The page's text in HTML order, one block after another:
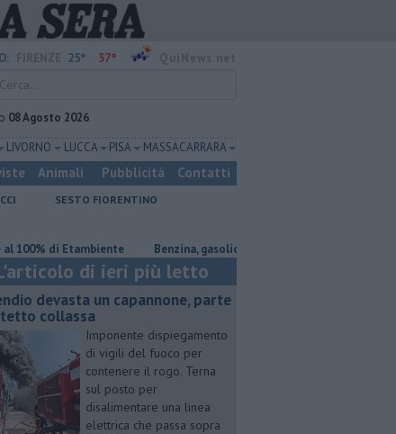
25° 37°
08 Agosto 2026
LIVORNO LUCCA PISA MASSA CARRARA
Animali Pubblicità Contatti
SESTO FIORENTINO
di Etambiente ​Benzina, gasolio, gpl, ecco dove risparmiare
di ieri più letto
devasta un capannone, parte
collassa
Imponente dispiegamento
di vigili del fuoco per
contenere il rogo. Terna
sul posto per
disalimentare una linea
elettrica che passa sopra